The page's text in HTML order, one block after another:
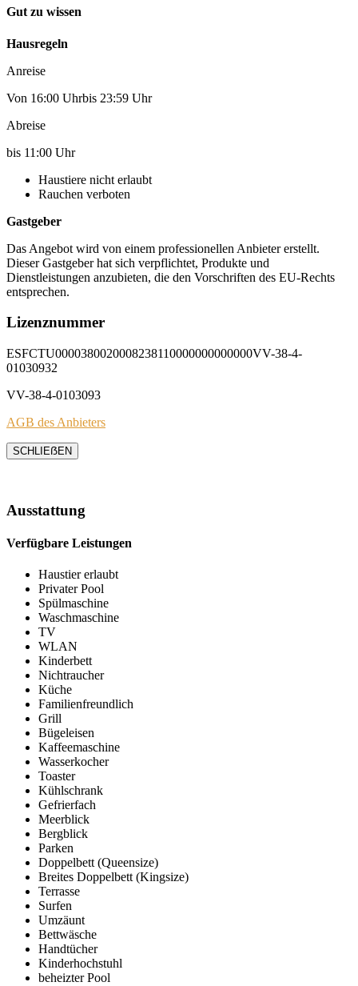
Gut zu wissen
Hausregeln
Anreise
Von 16:00 Uhrbis 23:59 Uhr
Abreise
bis 11:00 Uhr
Haustiere nicht erlaubt
Rauchen verboten
Gastgeber
Das Angebot wird von einem professionellen Anbieter erstellt.
Dieser Gastgeber hat sich verpflichtet, Produkte und
Dienstleistungen anzubieten, die den Vorschriften des EU-Rechts
entsprechen.
Lizenznummer
ESFCTU0000380020008238110000000000000VV-38-4-
01030932
VV-38-4-0103093
AGB des Anbieters
SCHLIEẞEN
Ausstattung
Verfügbare Leistungen
Haustier erlaubt
Privater Pool
Spülmaschine
Waschmaschine
TV
WLAN
Kinderbett
Nichtraucher
Küche
Familienfreundlich
Grill
Bügeleisen
Kaffeemaschine
Wasserkocher
Toaster
Kühlschrank
Gefrierfach
Meerblick
Bergblick
Parken
Doppelbett (Queensize)
Breites Doppelbett (Kingsize)
Terrasse
Surfen
Umzäunt
Bettwäsche
Handtücher
Kinderhochstuhl
beheizter Pool